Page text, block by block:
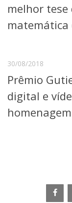
melhor
matemática
30/08/2018
Prêmio
digital e